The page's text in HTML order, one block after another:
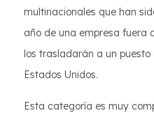
multinacionales que han
año de una empresa fuera
los trasladarán a un
Estados Unidos.
Esta categoría es muy